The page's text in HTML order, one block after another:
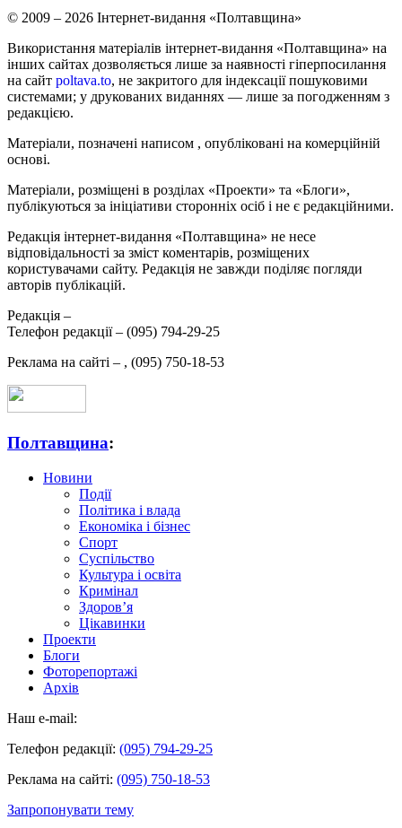
© 2009 – 2026 Інтернет-видання «Полтавщина»
Використання матеріалів інтернет-видання «Полтавщина» на
інших сайтах дозволяється лише за наявності гіперпосилання
на сайт poltava.to, не закритого для індексації пошуковими
системами; у друкованих виданнях — лише за погодженням з
редакцією.
Матеріали, позначені написом , опубліковані на комерційній
основі.
Матеріали, розміщені в розділах «Проекти» та «Блоги»,
публікуються за ініціативи сторонніх осіб і не є редакційними.
Редакція інтернет-видання «Полтавщина» не несе
відповідальності за зміст коментарів, розміщених
користувачами сайту. Редакція не завжди поділяє погляди
авторів публікацій.
Редакція –
Телефон редакції – (095) 794-29-25
Реклама на сайті – , (095) 750-18-53
Полтавщина:
Новини
Події
Політика і влада
Економіка і бізнес
Спорт
Суспільство
Культура і освіта
Кримінал
Здоров’я
Цікавинки
Проекти
Блоги
Фоторепортажі
Архів
Наш e-mail:
Телефон редакції: (095) 794-29-25
Реклама на сайті: (095) 750-18-53
Запропонувати тему